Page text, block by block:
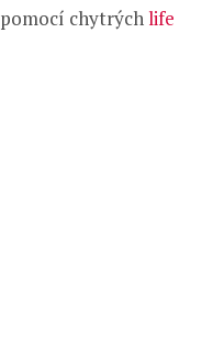
pomocí chytrýchlife